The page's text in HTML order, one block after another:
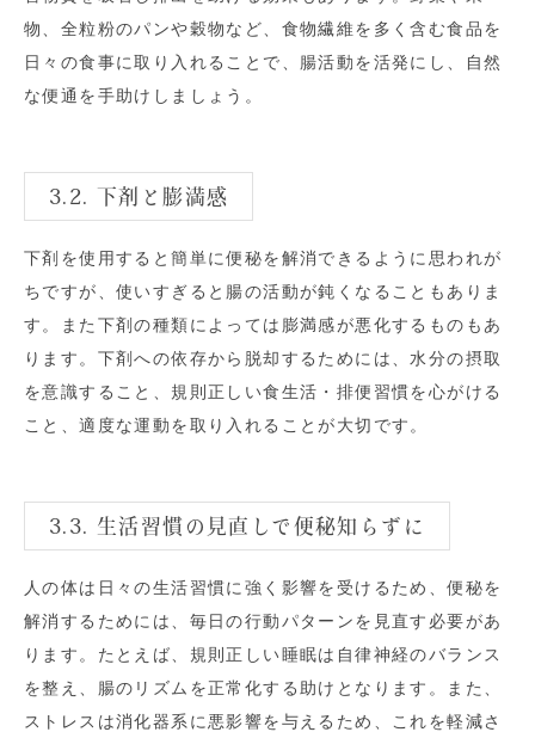
物、全粒粉のパンや穀物など、食物繊維を多く含む食品を
日々の食事に取り入れることで、腸活動を活発にし、自然
な便通を手助けしましょう。
3.2. 下剤と膨満感
下剤を使用すると簡単に便秘を解消できるように思われが
ちですが、使いすぎると腸の活動が鈍くなることもありま
す。また下剤の種類によっては膨満感が悪化するものもあ
ります。下剤への依存から脱却するためには、水分の摂取
を意識すること、規則正しい食生活・排便習慣を心がける
こと、適度な運動を取り入れることが大切です。
3.3. 生活習慣の見直しで便秘知らずに
人の体は日々の生活習慣に強く影響を受けるため、便秘を
解消するためには、毎日の行動パターンを見直す必要があ
ります。たとえば、規則正しい睡眠は自律神経のバランス
を整え、腸のリズムを正常化する助けとなります。また、
ストレスは消化器系に悪影響を与えるため、これを軽減さ